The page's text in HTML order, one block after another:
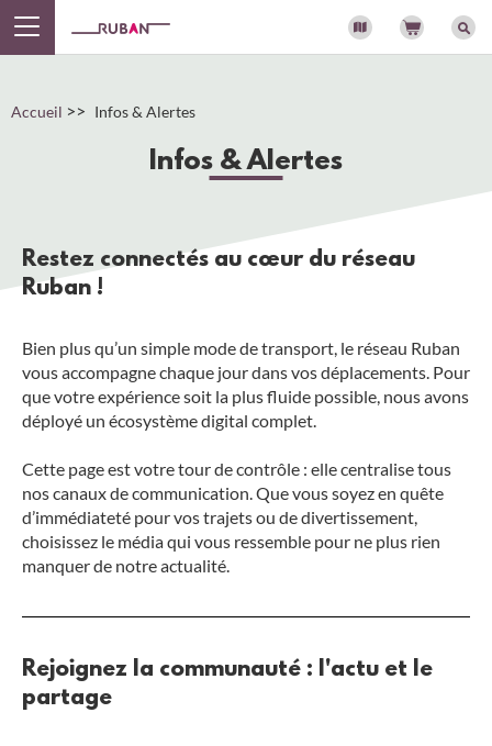
Accueil >> Infos & Alertes
Infos & Alertes
Restez connectés au cœur du réseau
Ruban !
Bien plus qu’un simple mode de transport, le réseau Ruban
vous accompagne chaque jour dans vos déplacements. Pour
que votre expérience soit la plus fluide possible, nous avons
déployé un écosystème digital complet.
Cette page est votre tour de contrôle : elle centralise tous
nos canaux de communication. Que vous soyez en quête
d’immédiateté pour vos trajets ou de divertissement,
choisissez le média qui vous ressemble pour ne plus rien
manquer de notre actualité.
Rejoignez la communauté : l'actu et le
partage